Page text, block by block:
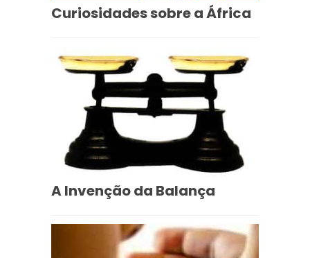
Curiosidades sobre a África
A Invenção da Balança